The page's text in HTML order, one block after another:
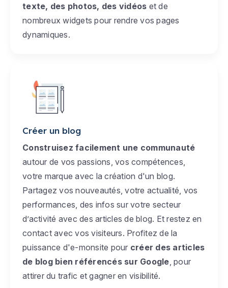
texte, des photos, des vidéos et de
nombreux widgets pour rendre vos pages
dynamiques.
Créer un blog
Construisez facilement une communauté
autour de vos passions, vos compétences,
votre marque avec la création d'un blog.
Partagez vos nouveautés, votre actualité, vos
performances, des infos sur votre secteur
d’activité avec des articles de blog. Et restez en
contact avec vos visiteurs. Profitez de la
puissance d'e-monsite pour créer des articles
de blog bien référencés sur Google , pour
attirer du trafic et gagner en visibilité.